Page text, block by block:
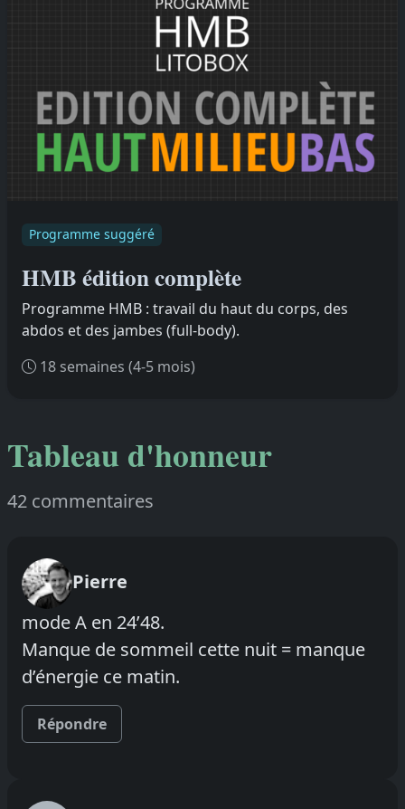
Programme suggéré
HMB édition complète
Programme HMB : travail du haut du corps, des
abdos et des jambes (full-body).
18 semaines (4-5 mois)
Tableau d'honneur
42 commentaires
Pierre
mode A en 24’48.
Manque de sommeil cette nuit = manque
d’énergie ce matin.
Répondre